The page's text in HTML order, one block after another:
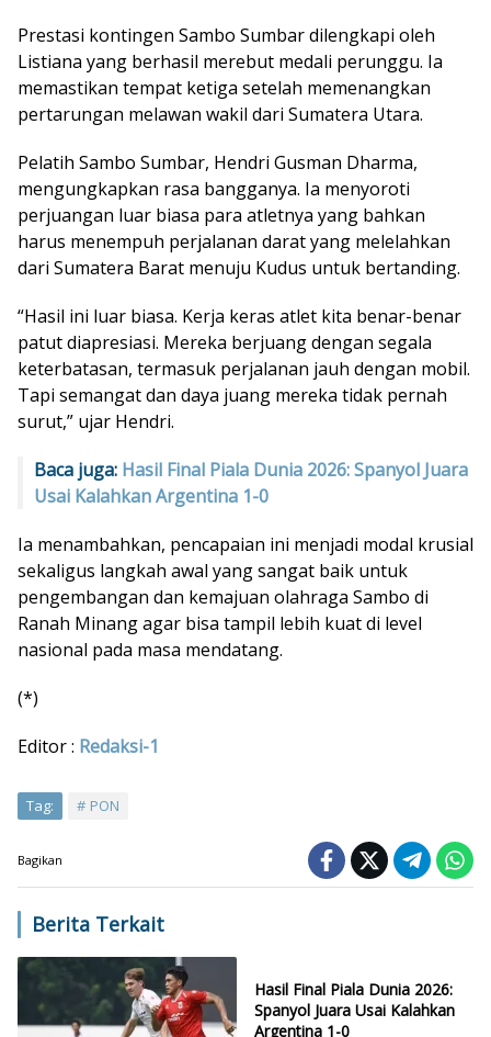
Prestasi kontingen Sambo Sumbar dilengkapi oleh
Listiana yang berhasil merebut medali perunggu. Ia
memastikan tempat ketiga setelah memenangkan
pertarungan melawan wakil dari Sumatera Utara.
Pelatih Sambo Sumbar, Hendri Gusman Dharma,
mengungkapkan rasa bangganya. Ia menyoroti
perjuangan luar biasa para atletnya yang bahkan
harus menempuh perjalanan darat yang melelahkan
dari Sumatera Barat menuju Kudus untuk bertanding.
“Hasil ini luar biasa. Kerja keras atlet kita benar-benar
patut diapresiasi. Mereka berjuang dengan segala
keterbatasan, termasuk perjalanan jauh dengan mobil.
Tapi semangat dan daya juang mereka tidak pernah
surut,” ujar Hendri.
Baca juga: Hasil Final Piala Dunia 2026: Spanyol Juara
Usai Kalahkan Argentina 1-0
Ia menambahkan, pencapaian ini menjadi modal krusial
sekaligus langkah awal yang sangat baik untuk
pengembangan dan kemajuan olahraga Sambo di
Ranah Minang agar bisa tampil lebih kuat di level
nasional pada masa mendatang.
(*)
Editor : Redaksi-1
Tag: PON
Bagikan
Berita Terkait
Hasil Final Piala Dunia 2026:
Spanyol Juara Usai Kalahkan
Argentina 1-0